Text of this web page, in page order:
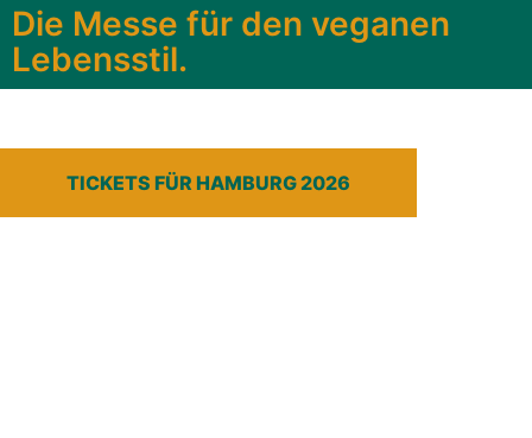
Die Messe für den veganen
Lebensstil.
TICKETS FÜR HAMBURG 2026